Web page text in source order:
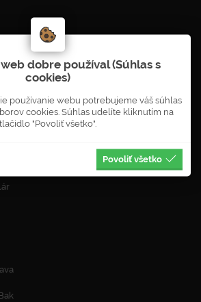
dobre používal (Súhlas s
cookies)
používanie webu potrebujeme váš súhlas
cookies. Súhlas udelíte kliknutím na
tlačidlo "Povoliť všetko".
Povoliť všetko